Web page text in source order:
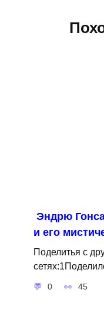
Эндрю
и его
Поделитья с
0 45